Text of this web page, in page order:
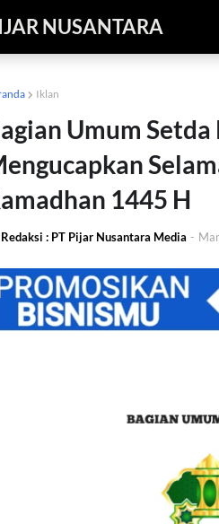
NUSANTARA
Iklan
Umum
1445 H
Redaksi : PT Pijar Nusantara Media -